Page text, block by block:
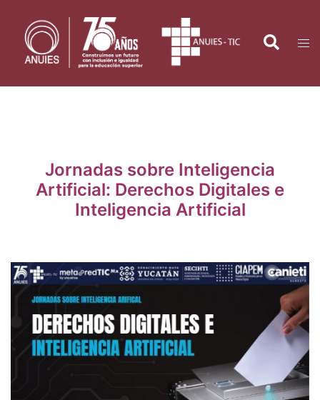
contenido
Search
Jornadas sobre Inteligencia
Artificial: Derechos Digitales e
Inteligencia Artificial